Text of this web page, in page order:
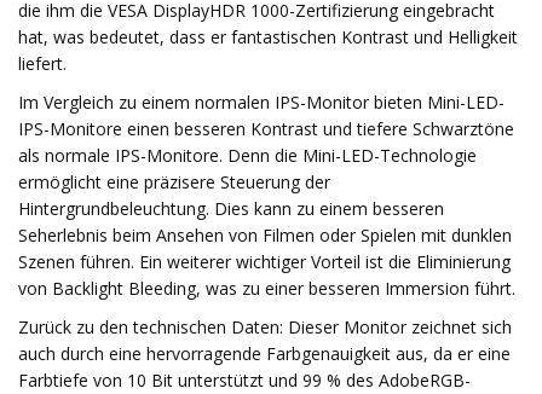
die ihm die VESA DisplayHDR 1000-Zertifizierung eingebracht
hat, was bedeutet, dass er fantastischen Kontrast und Helligkeit
liefert.
Im Vergleich zu einem normalen IPS-Monitor bieten Mini-LED-
IPS-Monitore einen besseren Kontrast und tiefere Schwarztöne
als normale IPS-Monitore. Denn die Mini-LED-Technologie
ermöglicht eine präzisere Steuerung der
Hintergrundbeleuchtung. Dies kann zu einem besseren
Seherlebnis beim Ansehen von Filmen oder Spielen mit dunklen
Szenen führen. Ein weiterer wichtiger Vorteil ist die Eliminierung
von Backlight Bleeding, was zu einer besseren Immersion führt.
Zurück zu den technischen Daten: Dieser Monitor zeichnet sich
auch durch eine hervorragende Farbgenauigkeit aus, da er eine
Farbtiefe von 10 Bit unterstützt und 99 % des AdobeRGB-